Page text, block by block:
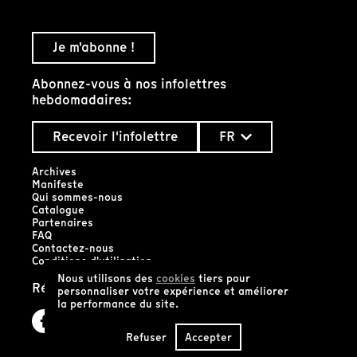
Nous utilisons des cookies tiers pour
personnaliser votre expérience et améliorer
la performance du site.
Refuser Accepter
Je m'abonne !
Abonnez-vous à nos infolettres
hebdomadaires:
Recevoir l'infolettre
FR
Archives
Manifeste
Qui sommes-nous
Catalogue
Partenaires
FAQ
Contactez-nous
Conditions d'utilisation
Réseaux sociaux